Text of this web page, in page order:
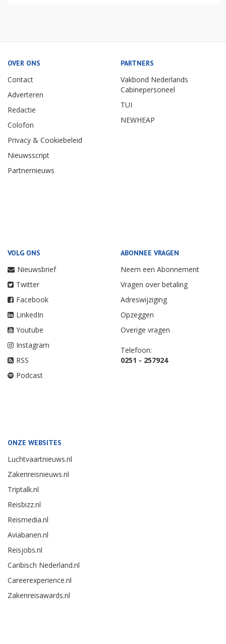
OVER ONS
Contact
Adverteren
Redactie
Colofon
Privacy & Cookiebeleid
Nieuwsscript
Partnernieuws
PARTNERS
Vakbond Nederlands
Cabinepersoneel
TUI
NEWHEAP
VOLG ONS
Nieuwsbrief
Twitter
Facebook
LinkedIn
Youtube
Instagram
RSS
Podcast
ABONNEE VRAGEN
Neem een Abonnement
Vragen over betaling
Adreswijziging
Opzeggen
Overige vragen
Telefoon:
0251 - 257924
ONZE WEBSITES
Luchtvaartnieuws.nl
Zakenreisnieuws.nl
Triptalk.nl
Reisbizz.nl
Reismedia.nl
Aviabanen.nl
Reisjobs.nl
Caribisch Nederland.nl
Careerexperience.nl
Zakenreisawards.nl